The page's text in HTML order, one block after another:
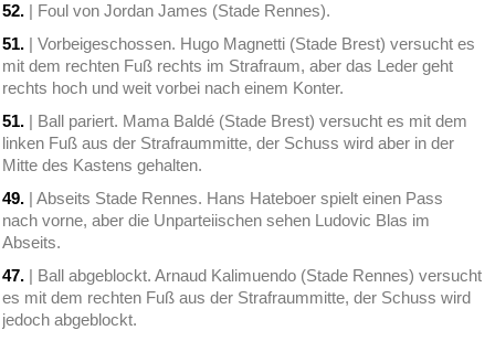
52. | Foul von Jordan James (Stade Rennes).
51. | Vorbeigeschossen. Hugo Magnetti (Stade Brest) versucht es
mit dem rechten Fuß rechts im Strafraum, aber das Leder geht
rechts hoch und weit vorbei nach einem Konter.
51. | Ball pariert. Mama Baldé (Stade Brest) versucht es mit dem
linken Fuß aus der Strafraummitte, der Schuss wird aber in der
Mitte des Kastens gehalten.
49. | Abseits Stade Rennes. Hans Hateboer spielt einen Pass
nach vorne, aber die Unparteiischen sehen Ludovic Blas im
Abseits.
47. | Ball abgeblockt. Arnaud Kalimuendo (Stade Rennes) versucht
es mit dem rechten Fuß aus der Strafraummitte, der Schuss wird
jedoch abgeblockt.